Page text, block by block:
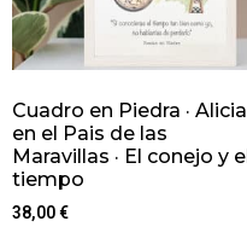
Cuadro en Piedra · Alicia
en el Pais de las
Maravillas · El conejo y el
tiempo
38,00€